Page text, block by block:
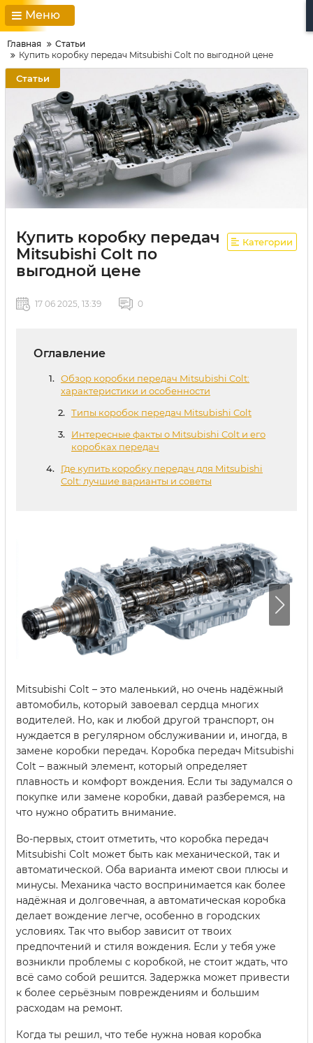
Меню
Главная
Статьи
Купить коробку передач Mitsubishi Colt по выгодной цене
Статьи
Купить коробку передач
Mitsubishi Colt по
выгодной цене
Категории
17 06 2025, 13:39 0
Оглавление
Обзор коробки передач Mitsubishi Colt:
характеристики и особенности
Типы коробок передач Mitsubishi Colt
Интересные факты о Mitsubishi Colt и его
коробках передач
Где купить коробку передач для Mitsubishi
Colt: лучшие варианты и советы
Mitsubishi Colt – это маленький, но очень надёжный
автомобиль, который завоевал сердца многих
водителей. Но, как и любой другой транспорт, он
нуждается в регулярном обслуживании и, иногда, в
замене коробки передач. Коробка передач Mitsubishi
Colt – важный элемент, который определяет
плавность и комфорт вождения. Если ты задумался о
покупке или замене коробки, давай разберемся, на
что нужно обратить внимание.
Во-первых, стоит отметить, что коробка передач
Mitsubishi Colt может быть как механической, так и
автоматической. Оба варианта имеют свои плюсы и
минусы. Механика часто воспринимается как более
надёжная и долговечная, а автоматическая коробка
делает вождение легче, особенно в городских
условиях. Так что выбор зависит от твоих
предпочтений и стиля вождения. Если у тебя уже
возникли проблемы с коробкой, не стоит ждать, что
всё само собой решится. Задержка может привести
к более серьёзным повреждениям и большим
расходам на ремонт.
Когда ты решил, что тебе нужна новая коробка